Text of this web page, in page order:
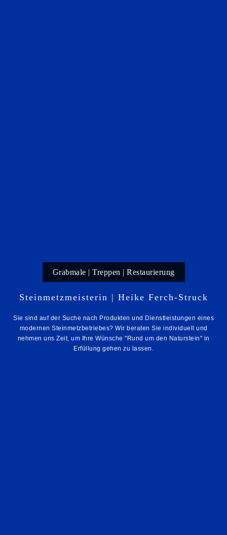
Grabmale | Treppen | Restaurierung
Steinmetzmeisterin | Heike Ferch-Struck
Sie sind auf der Suche nach Produkten und Dienstleistungen eines
modernen Steinmetzbetriebes? Wir beraten Sie individuell und
nehmen uns Zeit, um Ihre Wünsche "Rund um den Naturstein" in
Erfüllung gehen zu lassen.